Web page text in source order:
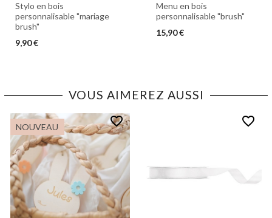
Stylo en bois
personnalisable "mariage
brush"
9,90 €
Menu en bois
personnalisable "brush"
15,90 €
VOUS AIMEREZ AUSSI
NOUVEAU favorite_border favorite_border